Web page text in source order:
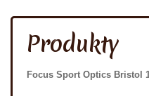
Produkty
Focus Sport Optics Bristol